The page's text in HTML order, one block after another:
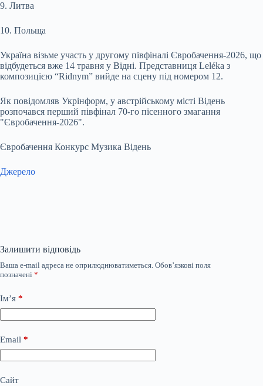
9. Литва
10. Польща
Україна візьме участь у другому півфіналі Євробачення-2026, що
відбудеться вже 14 травня у Відні. Представниця Leléka з
композицією “Ridnym” вийде на сцену під номером 12.
Як повідомляв Укрінформ, у австрійському місті Відень
розпочався перший півфінал 70-го пісенного змагання
"Євробачення-2026".
Євробачення Конкурс Музика Відень
Джерело
Залишити відповідь
Ваша e-mail адреса не оприлюднюватиметься. Обов’язкові поля
позначені *
Ім’я *
Email *
Сайт